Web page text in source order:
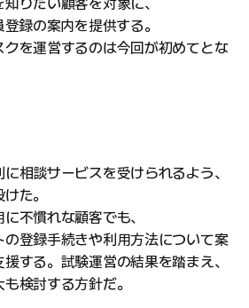
りたい顧客を対象に、
録の案内を提供する。
を運営するのは今回が初めてとな
相談サービスを受けられるよう、
た。
不慣れな顧客でも、
登録手続きや利用方法について案
する。試験運営の結果を踏まえ、
検討する方針だ。